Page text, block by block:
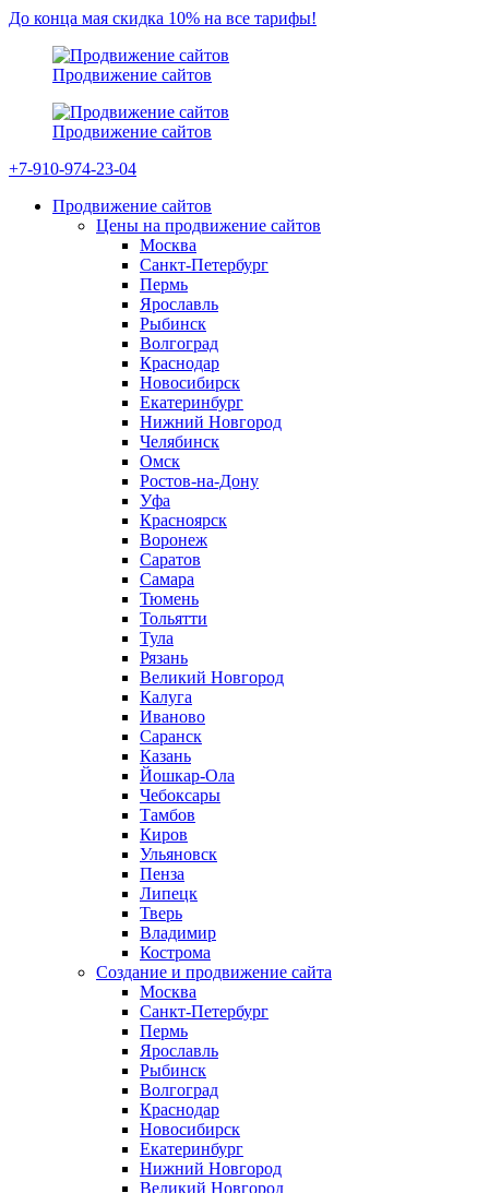
До конца мая скидка 10% на все тарифы!
Продвижение сайтов
Продвижение сайтов
+7-910-974-23-04
Продвижение сайтов
Цены на продвижение сайтов
Москва
Санкт-Петербург
Пермь
Ярославль
Рыбинск
Волгоград
Краснодар
Новосибирск
Екатеринбург
Нижний Новгород
Челябинск
Омск
Ростов-на-Дону
Уфа
Красноярск
Воронеж
Саратов
Самара
Тюмень
Тольятти
Тула
Рязань
Великий Новгород
Калуга
Иваново
Саранск
Казань
Йошкар-Ола
Чебоксары
Тамбов
Киров
Ульяновск
Пенза
Липецк
Тверь
Владимир
Кострома
Создание и продвижение сайта
Москва
Санкт-Петербург
Пермь
Ярославль
Рыбинск
Волгоград
Краснодар
Новосибирск
Екатеринбург
Нижний Новгород
Великий Новгород